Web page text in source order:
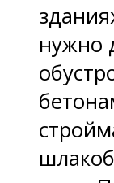
нужно